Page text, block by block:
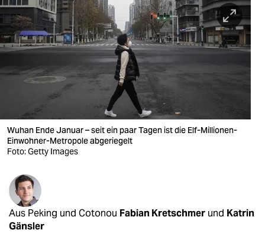
sport
berlin
wahrheit
verlag
verlag
shop
fragen & hilfe
unterstützen
Wuhan Ende Januar – seit ein paar Tagen ist die Elf-Millionen-
Einwohner-Metropole abgeriegelt
Foto: Getty Images
Aus Peking und Cotonou Fabian Kretschmer und Katrin
Gänsler